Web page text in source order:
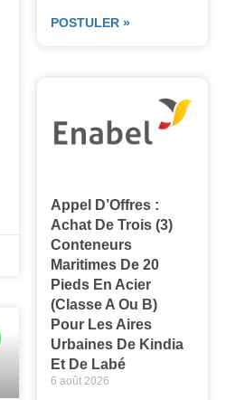
POSTULER »
Appel D’Offres :
Achat De Trois (3)
Conteneurs
Maritimes De 20
Pieds En Acier
(classe A Ou B)
Pour Les Aires
Urbaines De Kindia
Et De Labé
6 août 2026